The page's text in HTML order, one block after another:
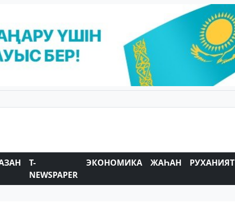
T-
NEWSPAPER
ЭКОНОМИКА ЖАҺАН РУХАНИЯТ